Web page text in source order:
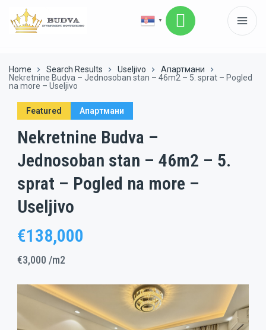
▼
Home Search Results Useljivo
Апартмани
Nekretnine Budva – Jednosoban stan – 46m2 – 5. sprat – Pogled
na more – Useljivo
Featured Апартмани
Nekretnine Budva –
Jednosoban stan – 46m2 – 5.
sprat – Pogled na more –
Useljivo
€138,000
€3,000 /m2